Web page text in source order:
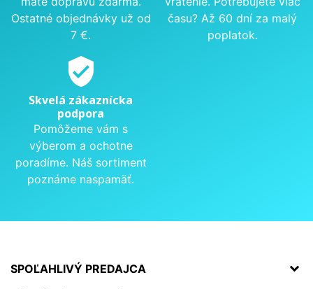
Ostatné objednávky už od
7 €.
času? Až 60 dní za malý
poplatok.
verified_user
Skvelá zákaznícka
podpora
Pomôžeme vám s
výberom a ochotne
poradíme. Náš sortiment
poznáme naspamäť.
SPOĽAHLIVÝ PREDAJCA